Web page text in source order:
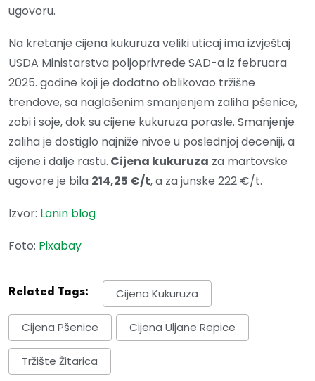
ugovoru.
Na kretanje cijena kukuruza veliki uticaj ima izvještaj
USDA Ministarstva poljoprivrede SAD-a iz februara
2025. godine koji je dodatno oblikovao tržišne
trendove, sa naglašenim smanjenjem zaliha pšenice,
zobi i soje, dok su cijene kukuruza porasle. Smanjenje
zaliha je dostiglo najniže nivoe u poslednjoj deceniji, a
cijene i dalje rastu. Cijena kukuruza za martovske
ugovore je bila 214,25 €/t, a za junske 222 €/t.
Izvor: Lanin blog
Foto: Pixabay
Related Tags: Cijena Kukuruza
Cijena Pšenice Cijena Uljane Repice
Tržište Žitarica